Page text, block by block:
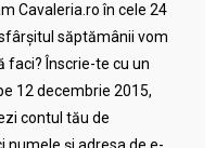
Cavaleria.ro în cele 24
săptămânii vom
faci? Înscrie-te cu un
12 decembrie 2015,
contul tău de